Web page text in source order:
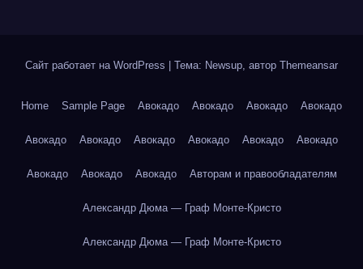
Сайт работает на WordPress Тема: Newsup, автор Themeansar
Home Sample Page Авокадо Авокадо Авокадо Авокадо
Авокадо Авокадо Авокадо Авокадо Авокадо Авокадо
Авокадо Авокадо Авокадо Авторам и правообладателям
Александр Дюма — Граф Монте-Кристо
Александр Дюма — Граф Монте-Кристо